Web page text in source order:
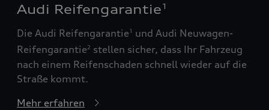
Audi Reifengarantie 1
Die Audi Reifengarantie1
und Audi Neuwagen-
Reifengarantie2 stellen sicher, dass Ihr Fahrzeug
nach einem Reifenschaden schnell wieder auf die
Straße kommt.
Mehr erfahren